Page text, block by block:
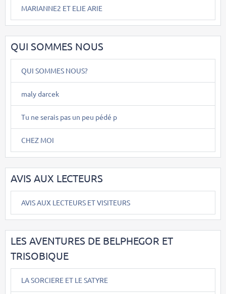
MARIANNE2 ET ELIE ARIE
QUI SOMMES NOUS
QUI SOMMES NOUS?
maly darcek
Tu ne serais pas un peu pédé p
CHEZ MOI
AVIS AUX LECTEURS
AVIS AUX LECTEURS ET VISITEURS
LES AVENTURES DE BELPHEGOR ET
TRISOBIQUE
LA SORCIERE ET LE SATYRE